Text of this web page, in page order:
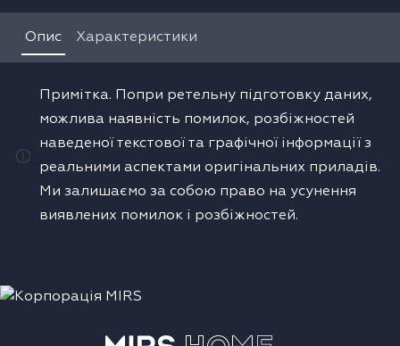
Опис Характеристики
Примітка. Попри ретельну підготовку даних,
можлива наявність помилок, розбіжностей
наведеної текстової та графічної інформації з
реальними аспектами оригінальних приладів.
Ми залишаємо за собою право на усунення
виявлених помилок і розбіжностей.